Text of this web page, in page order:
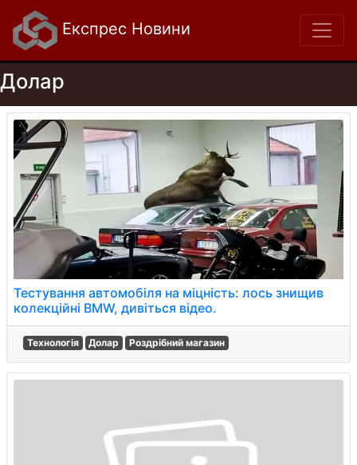
Експрес Новини
Долар
Тестування автомобіля на міцність: лось знищив
колекційні BMW, дивіться відео.
Технологія Долар Роздрібний магазин